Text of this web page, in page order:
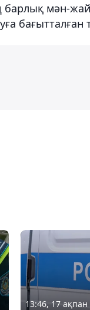
барлық мән-
бағытталған
13:46, 17 ақпан